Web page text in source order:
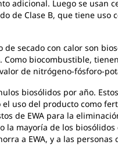
adicional. Luego se usan
de Clase B, que tiene
secado con calor son
biocombustible,
de nitrógeno-fósforo-
biosólidos por año.
uso del producto como
de EWA para la
mayoría de los
a EWA, y a las